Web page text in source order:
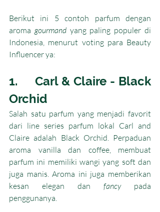
Berikut ini 5 contoh parfum dengan
aroma gourmand yang paling populer di
Indonesia, menurut voting para Beauty
Influencer ya:
1.     Carl & Claire - Black
Orchid
Salah satu parfum yang menjadi favorit
dari line series parfum lokal Carl and
Claire adalah Black Orchid. Perpaduan
aroma vanilla dan coffee, membuat
parfum ini memiliki wangi yang soft dan
juga manis. Aroma ini juga memberikan
kesan elegan dan fancy pada
penggunanya.